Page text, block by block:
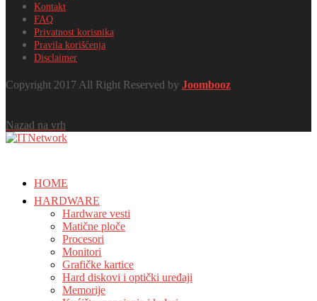
Kontakt
FAQ
Privatnost korisnika
Pravila korišćenja
Disclaimer
Copyright 2017 All Right Reserved by Joombooz
Nazad na vrh
HOME
HARDWARE
Hardware vesti
Matične ploče
Procesori
Monitori
Grafičke kartice
Hard diskovi i optički uređaji
Memorije